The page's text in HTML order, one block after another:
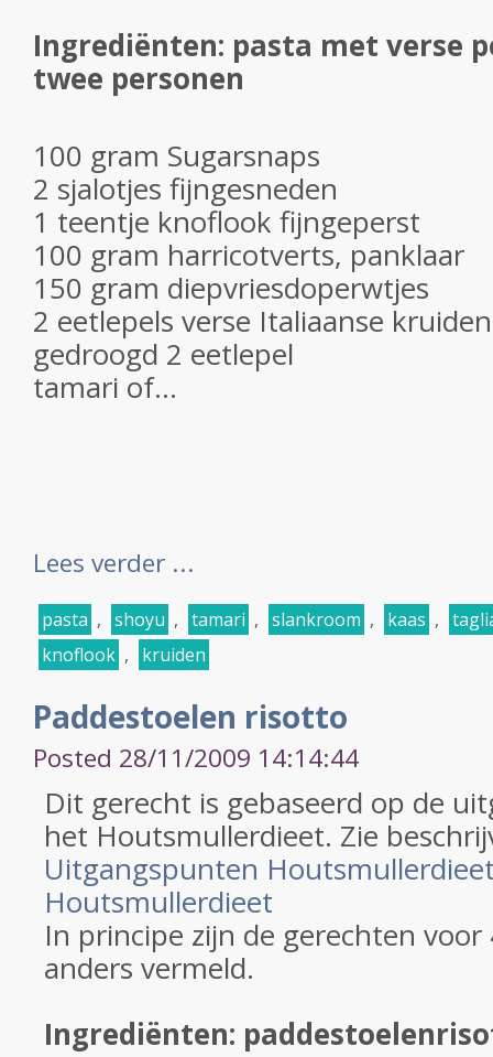
Ingrediënten: pasta met verse
twee personen
100 gram Sugarsnaps
2 sjalotjes fijngesneden
1 teentje knoflook fijngeperst
100 gram harricotverts, panklaar
150 gram diepvriesdoperwtjes
2 eetlepels verse Italiaanse
gedroogd 2 eetlepel
tamari of...
Lees verder ...
pasta , shoyu , tamari , slankroom , kaas ,
knoflook , kruiden
Paddestoelen risotto
Posted 28/11/2009 14:14:44
Dit gerecht is gebaseerd op de
het Houtsmullerdieet. Zie
Uitgangspunten
Houtsmullerdieet
In principe zijn de gerechten
anders vermeld.
Ingrediënten: